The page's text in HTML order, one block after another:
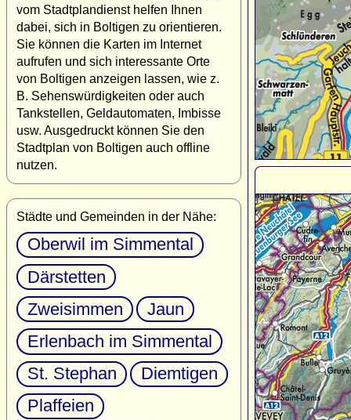
vom Stadtplandienst helfen Ihnen
dabei, sich in Boltigen zu orientieren.
Sie können die Karten im Internet
aufrufen und sich interessante Orte
von Boltigen anzeigen lassen, wie z.
B. Sehenswürdigkeiten oder auch
Tankstellen, Geldautomaten, Imbisse
usw. Ausgedruckt können Sie den
Stadtplan von Boltigen auch offline
nutzen.
Städte und Gemeinden in der Nähe:
Oberwil im Simmental
Därstetten
Zweisimmen
Jaun
Erlenbach im Simmental
St. Stephan
Diemtigen
Plaffeien